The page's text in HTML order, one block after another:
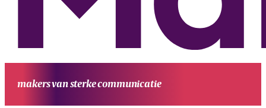
makers van sterke communicatie